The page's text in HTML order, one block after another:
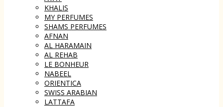
KHALIS
MY PERFUMES
SHAMS PERFUMES
AFNAN
AL HARAMAIN
AL REHAB
LE BONHEUR
NABEEL
ORIENTICA
SWISS ARABIAN
LATTAFA